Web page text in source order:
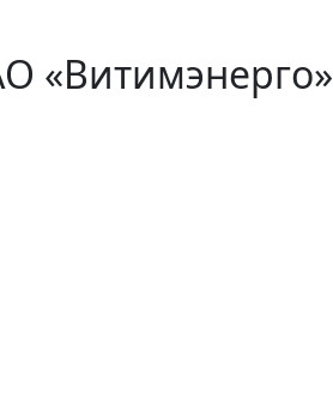
«Витимэнерго»